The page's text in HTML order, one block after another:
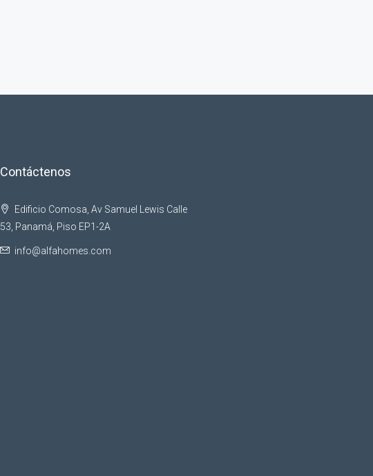
Contáctenos
Edificio Comosa, Av Samuel Lewis Calle
53, Panamá, Piso EP1-2A
info@alfahomes.com